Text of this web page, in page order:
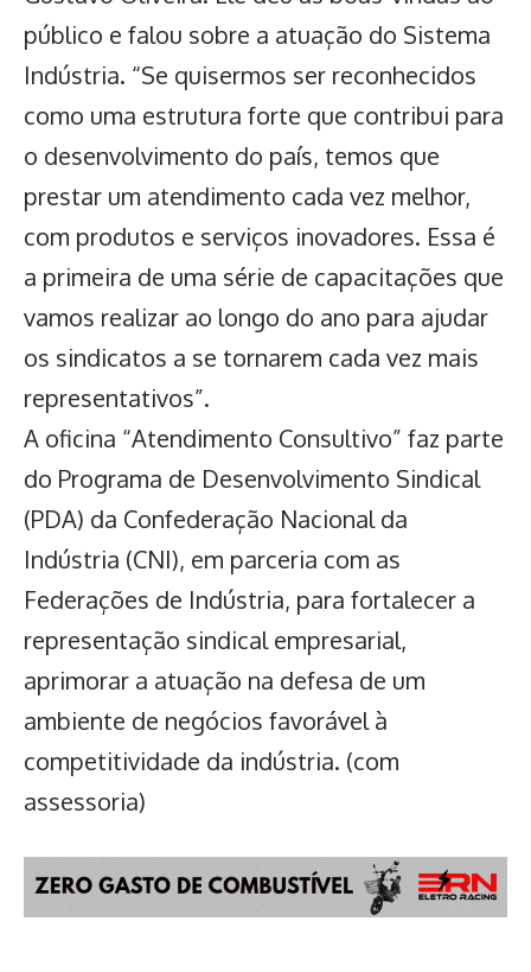
público e falou sobre a atuação do Sistema
Indústria. “Se quisermos ser reconhecidos
como uma estrutura forte que contribui para
o desenvolvimento do país, temos que
prestar um atendimento cada vez melhor,
com produtos e serviços inovadores. Essa é
a primeira de uma série de capacitações que
vamos realizar ao longo do ano para ajudar
os sindicatos a se tornarem cada vez mais
representativos”.
A oficina “Atendimento Consultivo” faz parte
do Programa de Desenvolvimento Sindical
(PDA) da Confederação Nacional da
Indústria (CNI), em parceria com as
Federações de Indústria, para fortalecer a
representação sindical empresarial,
aprimorar a atuação na defesa de um
ambiente de negócios favorável à
competitividade da indústria. (com
assessoria)